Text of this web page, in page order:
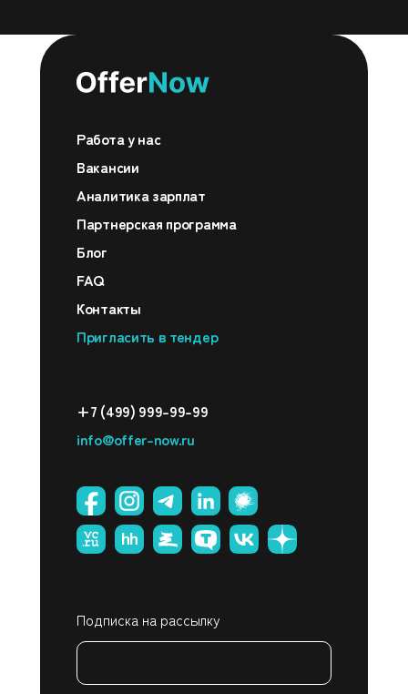
Работа у нас
Вакансии
Аналитика зарплат
Партнерская программа
Блог
FAQ
Контакты
Пригласить в тендер
+7 (499) 999-99-99
info@offer-now.ru
Подписка на рассылку